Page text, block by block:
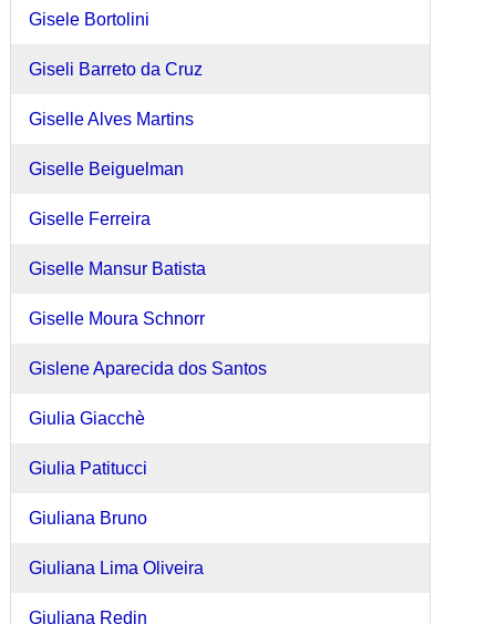
Gisele Bortolini
Giseli Barreto da Cruz
Giselle Alves Martins
Giselle Beiguelman
Giselle Ferreira
Giselle Mansur Batista
Giselle Moura Schnorr
Gislene Aparecida dos Santos
Giulia Giacchè
Giulia Patitucci
Giuliana Bruno
Giuliana Lima Oliveira
Giuliana Redin